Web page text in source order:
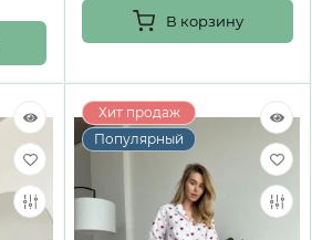
В корзину
Хит продаж
Популярный